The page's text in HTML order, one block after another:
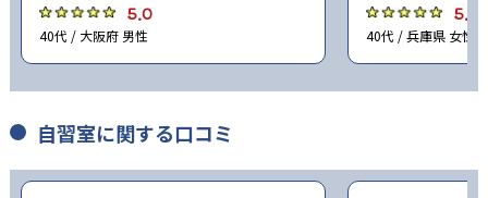
5.0
40代 / 大阪府 男性
5.0
40代 / 兵庫県 女性
自習室に関する口コミ